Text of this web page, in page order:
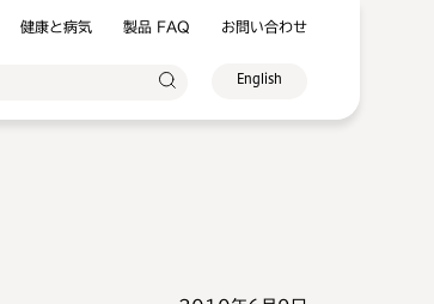
健康と病気 製品 FAQ お問い合わせ
English